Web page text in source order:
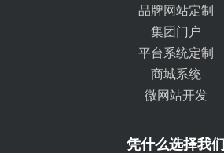
品牌网站定制
集团门户
平台系统定制
商城系统
微网站开发
凭什么选择我们